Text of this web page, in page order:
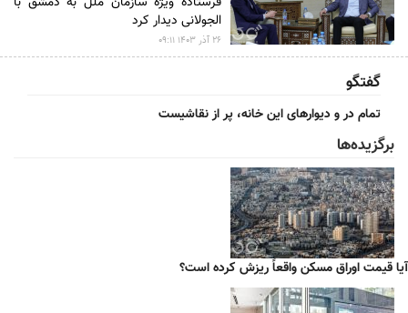
الجولانی دیدار کرد
۲۶ آذر ۱۴۰۳ ۰۹:۱۱
گفتگو
تمام در و دیوارهای این خانه، پر از نقاشیست
برگزیده‌ها
آیا قیمت اوراق مسکن واقعاً ریزش کرده است؟